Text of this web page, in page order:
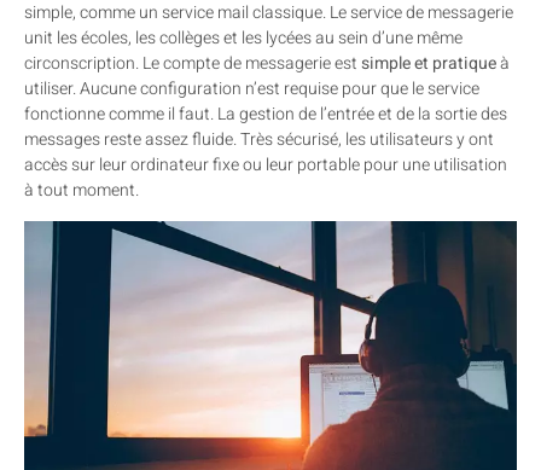
simple, comme un service mail classique. Le service de messagerie
unit les écoles, les collèges et les lycées au sein d’une même
circonscription. Le compte de messagerie estsimple et pratiqueà
utiliser. Aucune configuration n’est requise pour que le service
fonctionne comme il faut. La gestion de l’entrée et de la sortie des
messages reste assez fluide. Très sécurisé, les utilisateurs y ont
accès sur leur ordinateur fixe ou leur portable pour une utilisation
à tout moment.